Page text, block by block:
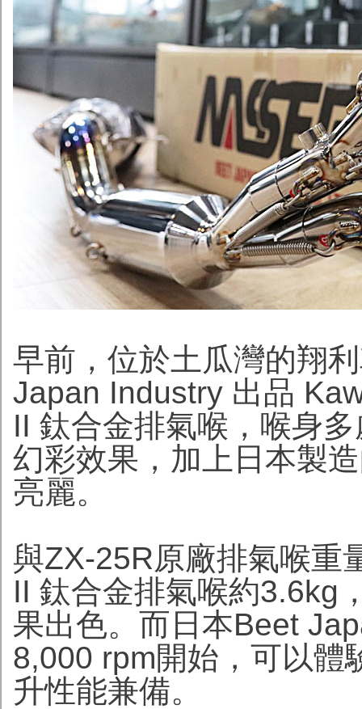
早前，位於土瓜灣的翔
Japan Industry 出品
II 鈦合金排氣喉，喉身
幻彩效果，加上日本製
亮麗。
與ZX-25R原廠排氣喉重
II 鈦合金排氣喉約3.6kg
果出色。而日本Beet
8,000 rpm開始，可以體
升性能兼備。